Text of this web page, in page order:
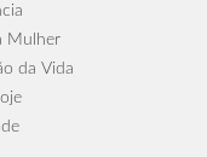
Mulher
da Vida